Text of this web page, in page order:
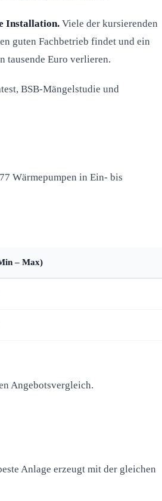
Installation. Viele der kursierenden
guten Fachbetrieb findet und ein
tausende Euro verlieren.
BSB-Mängelstudie und
Wärmepumpen in Ein- bis
– Max)
Angebotsvergleich.
Anlage erzeugt mit der gleichen